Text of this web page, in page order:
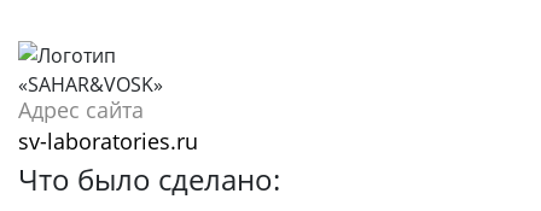
Адрес сайта
sv-laboratories.ru
Что было сделано: